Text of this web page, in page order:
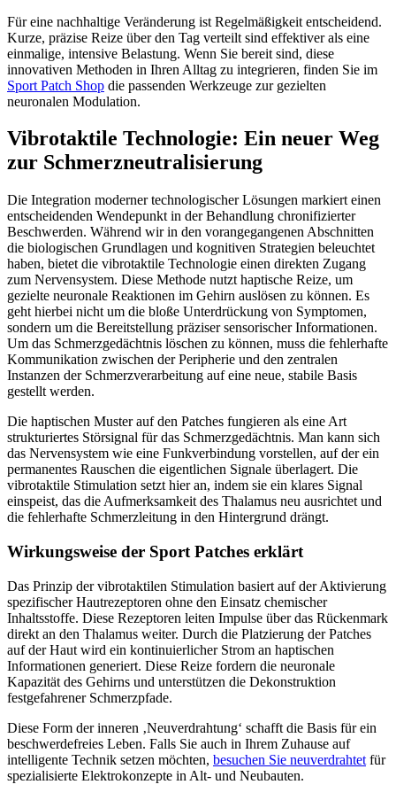
Für eine nachhaltige Veränderung ist Regelmäßigkeit entscheidend.
Kurze, präzise Reize über den Tag verteilt sind effektiver als eine
einmalige, intensive Belastung. Wenn Sie bereit sind, diese
innovativen Methoden in Ihren Alltag zu integrieren, finden Sie im
Sport Patch Shop die passenden Werkzeuge zur gezielten
neuronalen Modulation.
Vibrotaktile Technologie: Ein neuer Weg
zur Schmerzneutralisierung
Die Integration moderner technologischer Lösungen markiert einen
entscheidenden Wendepunkt in der Behandlung chronifizierter
Beschwerden. Während wir in den vorangegangenen Abschnitten
die biologischen Grundlagen und kognitiven Strategien beleuchtet
haben, bietet die vibrotaktile Technologie einen direkten Zugang
zum Nervensystem. Diese Methode nutzt haptische Reize, um
gezielte neuronale Reaktionen im Gehirn auslösen zu können. Es
geht hierbei nicht um die bloße Unterdrückung von Symptomen,
sondern um die Bereitstellung präziser sensorischer Informationen.
Um das Schmerzgedächtnis löschen zu können, muss die fehlerhafte
Kommunikation zwischen der Peripherie und den zentralen
Instanzen der Schmerzverarbeitung auf eine neue, stabile Basis
gestellt werden.
Die haptischen Muster auf den Patches fungieren als eine Art
strukturiertes Störsignal für das Schmerzgedächtnis. Man kann sich
das Nervensystem wie eine Funkverbindung vorstellen, auf der ein
permanentes Rauschen die eigentlichen Signale überlagert. Die
vibrotaktile Stimulation setzt hier an, indem sie ein klares Signal
einspeist, das die Aufmerksamkeit des Thalamus neu ausrichtet und
die fehlerhafte Schmerzleitung in den Hintergrund drängt.
Wirkungsweise der Sport Patches erklärt
Das Prinzip der vibrotaktilen Stimulation basiert auf der Aktivierung
spezifischer Hautrezeptoren ohne den Einsatz chemischer
Inhaltsstoffe. Diese Rezeptoren leiten Impulse über das Rückenmark
direkt an den Thalamus weiter. Durch die Platzierung der Patches
auf der Haut wird ein kontinuierlicher Strom an haptischen
Informationen generiert. Diese Reize fordern die neuronale
Kapazität des Gehirns und unterstützen die Dekonstruktion
festgefahrener Schmerzpfade.
Diese Form der inneren ‚Neuverdrahtung‘ schafft die Basis für ein
beschwerdefreies Leben. Falls Sie auch in Ihrem Zuhause auf
intelligente Technik setzen möchten, besuchen Sie neuverdrahtet für
spezialisierte Elektrokonzepte in Alt- und Neubauten.